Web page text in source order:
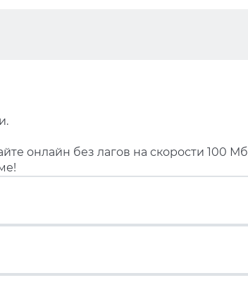
онлайн без лагов на скорости 100